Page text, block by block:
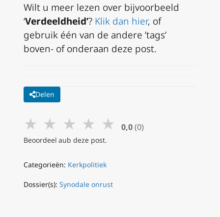
Wilt u meer lezen over bijvoorbeeld
‘Verdeeldheid’? Klik dan hier, of
gebruik één van de andere ’tags’
boven- of onderaan deze post.
Delen
★ ★ ★ ★ ★ 0,0 (0)
Beoordeel aub deze post.
Categorieën: Kerkpolitiek
Dossier(s): Synodale onrust